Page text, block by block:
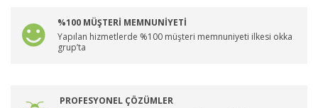
%100 MÜŞTERİ MEMNUNİYETİ
Yapılan hizmetlerde %100 müşteri memnuniyeti ilkesi okka
grup’ta
PROFESYONEL ÇÖZÜMLER